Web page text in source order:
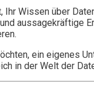
Wissen über
aussagekräftige
ein eigenes
in der Welt der